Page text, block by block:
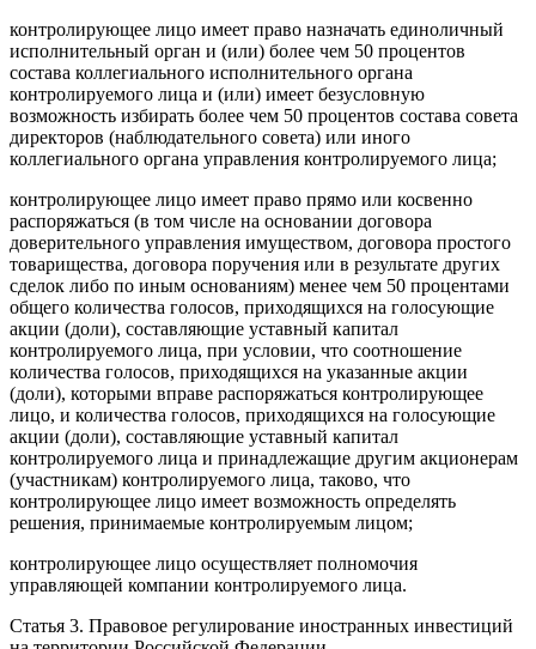
контролирующее лицо имеет право назначать единоличный
исполнительный орган и (или) более чем 50 процентов
состава коллегиального исполнительного органа
контролируемого лица и (или) имеет безусловную
возможность избирать более чем 50 процентов состава совета
директоров (наблюдательного совета) или иного
коллегиального органа управления контролируемого лица;
контролирующее лицо имеет право прямо или косвенно
распоряжаться (в том числе на основании договора
доверительного управления имуществом, договора простого
товарищества, договора поручения или в результате других
сделок либо по иным основаниям) менее чем 50 процентами
общего количества голосов, приходящихся на голосующие
акции (доли), составляющие уставный капитал
контролируемого лица, при условии, что соотношение
количества голосов, приходящихся на указанные акции
(доли), которыми вправе распоряжаться контролирующее
лицо, и количества голосов, приходящихся на голосующие
акции (доли), составляющие уставный капитал
контролируемого лица и принадлежащие другим акционерам
(участникам) контролируемого лица, таково, что
контролирующее лицо имеет возможность определять
решения, принимаемые контролируемым лицом;
контролирующее лицо осуществляет полномочия
управляющей компании контролируемого лица.
Статья 3. Правовое регулирование иностранных инвестиций